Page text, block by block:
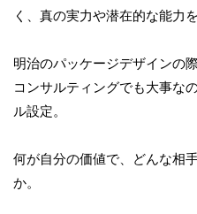
く、真の実力や潜在的な能力
明治のパッケージデザインの
コンサルティングでも大事な
ル設定。
何が自分の価値で、どんな相
か。